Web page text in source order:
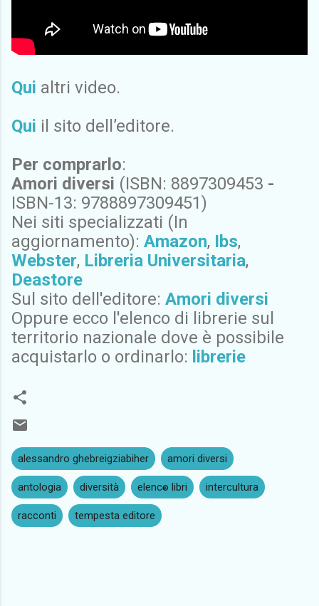
Qui altri video.
Qui il sito dell’editore.
Per comprarlo:
Amori diversi (ISBN: 8897309453 -
ISBN-13: 9788897309451)
Nei siti specializzati (In
aggiornamento): Amazon, Ibs,
Webster, Libreria Universitaria,
Deastore
Sul sito dell'editore: Amori diversi
Oppure ecco l'elenco di librerie sul
territorio nazionale dove è possibile
acquistarlo o ordinarlo: librerie
alessandro ghebreigziabiher amori diversi
antologia diversità elenco libri intercultura
racconti tempesta editore